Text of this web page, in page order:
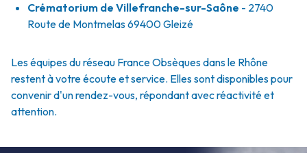
Crématorium de Villefranche-sur-Saône - 2740
Route de Montmelas 69400 Gleizé
Les équipes du réseau France Obsèques dans le Rhône
restent à votre écoute et service. Elles sont disponibles pour
convenir d'un rendez-vous, répondant avec réactivité et
attention.